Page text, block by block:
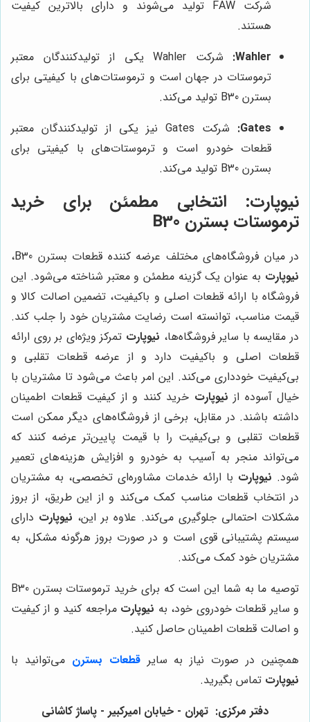
شرکت FAW تولید می‌شوند و دارای بالاترین کیفیت
هستند.
Wahler:
شرکت Wahler یکی از تولیدکنندگان معتبر
ترموستات در جهان است و ترموستات‌های با کیفیتی برای
بسترن B30 تولید می‌کند.
Gates:
شرکت Gates نیز یکی از تولیدکنندگان معتبر
قطعات خودرو است و ترموستات‌های با کیفیتی برای
بسترن B30 تولید می‌کند.
نیوپارت: انتخابی مطمئن برای خرید
ترموستات بسترن B30
در میان فروشگاه‌های مختلف عرضه کننده قطعات بسترن B30،
نیوپارت به عنوان یک گزینه مطمئن و معتبر شناخته می‌شود. این
فروشگاه با ارائه قطعات اصلی و باکیفیت، تضمین اصالت کالا و
قیمت مناسب، توانسته است رضایت مشتریان خود را جلب کند.
در مقایسه با سایر فروشگاه‌ها، نیوپارت تمرکز ویژه‌ای بر روی ارائه
قطعات اصلی و باکیفیت دارد و از عرضه قطعات تقلبی و
بی‌کیفیت خودداری می‌کند. این امر باعث می‌شود تا مشتریان با
خیال آسوده از نیوپارت خرید کنند و از کیفیت قطعات اطمینان
داشته باشند. در مقابل، برخی از فروشگاه‌های دیگر ممکن است
قطعات تقلبی و بی‌کیفیت را با قیمت پایین‌تر عرضه کنند که
می‌تواند منجر به آسیب به خودرو و افزایش هزینه‌های تعمیر
شود. نیوپارت با ارائه خدمات مشاوره‌ای تخصصی، به مشتریان
در انتخاب قطعات مناسب کمک می‌کند و از این طریق، از بروز
مشکلات احتمالی جلوگیری می‌کند. علاوه بر این، نیوپارت دارای
سیستم پشتیبانی قوی است و در صورت بروز هرگونه مشکل، به
مشتریان خود کمک می‌کند.
توصیه ما به شما این است که برای خرید ترموستات بسترن B30
و سایر قطعات خودروی خود، به نیوپارت مراجعه کنید و از کیفیت
و اصالت قطعات اطمینان حاصل کنید.
همچنین در صورت نیاز به سایرقطعات بسترن می‌توانید با
نیوپارت تماس بگیرید.
دفتر مرکزی: تهران - خیابان امیرکبیر - پاساژ کاشانی